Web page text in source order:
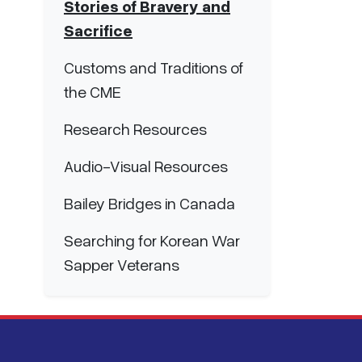
Stories of Bravery and
Sacrifice
Customs and Traditions of
the CME
Research Resources
Audio-Visual Resources
Bailey Bridges in Canada
Searching for Korean War
Sapper Veterans